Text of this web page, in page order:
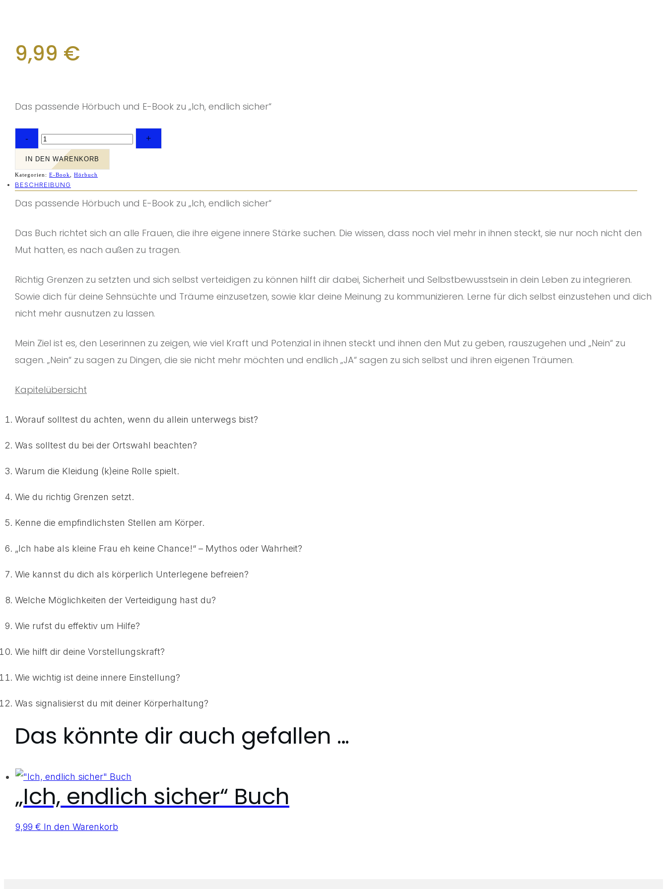
9,99 €
Das passende Hörbuch und E-Book zu „Ich, endlich sicher“
-
"Ich,
endlich
sicher"
Hörbuch
+
E-
Menge
+
IN DEN WARENKORB
Kategorien: E-Book Hörbuch
BESCHREIBUNG
Das passende Hörbuch und E-Book zu „Ich, endlich sicher“
Das Buch richtet sich an alle Frauen, die ihre eigene innere Stärke suchen. Die wissen, dass noch viel mehr in ihnen steckt, sie nur noch nicht den
Mut hatten, es nach außen zu tragen.
Richtig Grenzen zu setzten und sich selbst verteidigen zu können hilft dir dabei, Sicherheit und Selbstbewusstsein in dein Leben zu integrieren.
Sowie dich für deine Sehnsüchte und Träume einzusetzen, sowie klar deine Meinung zu kommunizieren. Lerne für dich selbst einzustehen und dich
nicht mehr ausnutzen zu lassen.
Mein Ziel ist es, den Leserinnen zu zeigen, wie viel Kraft und Potenzial in ihnen steckt und ihnen den Mut zu geben, rauszugehen und „Nein“ zu
sagen. „Nein“ zu sagen zu Dingen, die sie nicht mehr möchten und endlich „JA“ sagen zu sich selbst und ihren eigenen Träumen.
Kapitelübersicht
Worauf solltest du achten, wenn du allein unterwegs bist?
Was solltest du bei der Ortswahl beachten?
Warum die Kleidung (k)eine Rolle spielt.
Wie du richtig Grenzen setzt.
Kenne die empfindlichsten Stellen am Körper.
„Ich habe als kleine Frau eh keine Chance!“ – Mythos oder Wahrheit?
Wie kannst du dich als körperlich Unterlegene befreien?
Welche Möglichkeiten der Verteidigung hast du?
Wie rufst du effektiv um Hilfe?
Wie hilft dir deine Vorstellungskraft?
Wie wichtig ist deine innere Einstellung?
Was signalisierst du mit deiner Körperhaltung?
Das könnte dir auch gefallen …
„Ich, endlich sicher“ Buch
9,99 € In den Warenkorb